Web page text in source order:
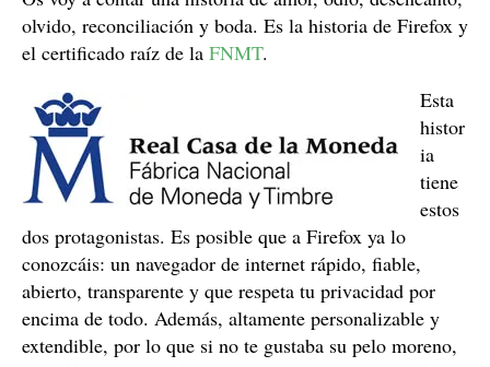
olvido, reconciliación y boda. Es la historia de Firefox y
el certificado raíz de la FNMT.
Esta
histor
ia
tiene
estos
dos protagonistas. Es posible que a Firefox ya lo
conozcáis: un navegador de internet rápido, fiable,
abierto, transparente y que respeta tu privacidad por
encima de todo. Además, altamente personalizable y
extendible, por lo que si no te gustaba su pelo moreno,